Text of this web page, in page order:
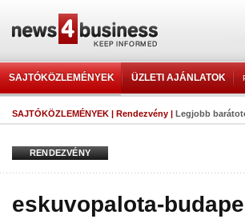
SAJTÓKÖZLEMÉNYEK ÜZLETI AJÁNLATOK
SAJTÓKÖZLEMÉNYEK | Rendezvény | Legjobb
RENDEZVÉNY
eskuvopalota-